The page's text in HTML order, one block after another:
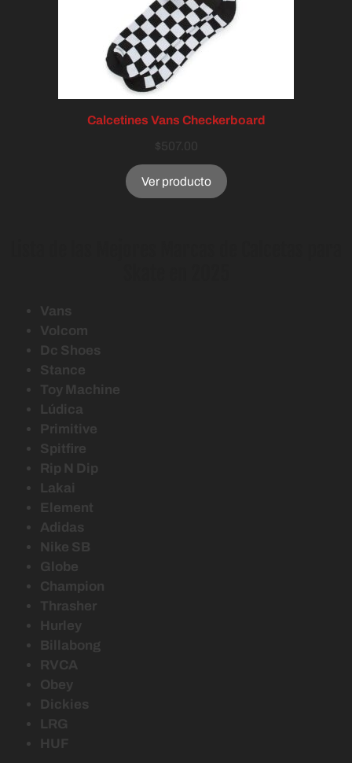
Calcetines Vans Checkerboard
$507.00
Ver producto
Vans
Volcom
Dc Shoes
Stance
Toy Machine
Lúdica
Primitive
Spitfire
Rip N Dip
Lakai
Element
Adidas
Nike SB
Globe
Champion
Thrasher
Hurley
Billabong
RVCA
Obey
Dickies
LRG
HUF